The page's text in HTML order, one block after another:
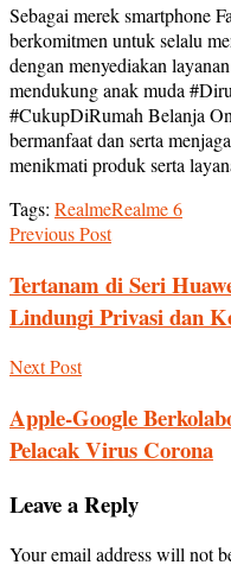
Sebagai merek smartphone
berkomitmen untuk selalu
dengan menyediakan
mendukung anak muda
#CukupDiRumah Belanja
bermanfaat dan serta
menikmati produk serta
Tags: RealmeRealme 6
Previous Post
Tertanam di Seri
Lindungi Privasi dan
Next Post
Apple-Google
Pelacak Virus Corona
Leave a Reply
Your email address will not